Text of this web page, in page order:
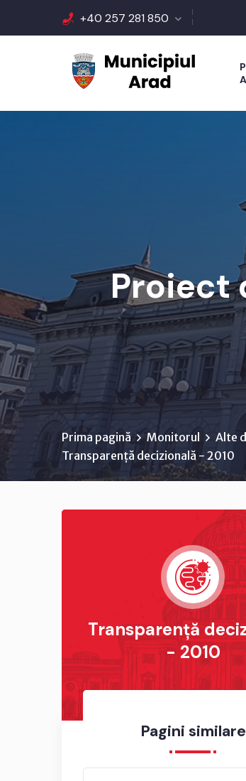
+40 257 281 850
Proiect
Prima pagină Monitorul Alte
Transparență decizională - 2010
Transparență
- 2010
Pagini similare